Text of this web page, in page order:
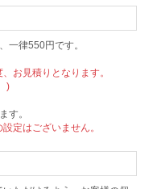
一律550円です。
お見積りとなります。
)
す。
定はございません。